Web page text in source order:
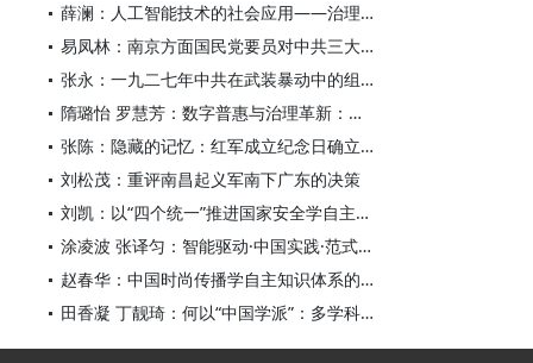
薛澜：人工智能技术的社会应用——治理挑战
易凤林：南京方面国民党要员对中共三大起义的反应
张永：一九二七年中共在武装暴动中的组织转型
隋璐怡 罗慧芳：数字普惠与治理革新：中国人工智能赋能全球南方发展
张陈：隐藏的记忆：红军成立纪念日确立前中共对南昌起义的纪念
刘松茂：重评南昌起义军南下广东的决策
刘凯：以“四个统一”推进国家安全学自主知识体系构建
涂凌波 张译匀：智能驱动·中国实践·范式创新：“构建中国新闻传播学自主知识体系”专题研讨会综述
赵春华：中国时尚传播学自主知识体系的内在逻辑与实践路径
田香凝 丁靓琦：何以“中国学派”：多学科视野下中国特色新闻传播学建设的研究